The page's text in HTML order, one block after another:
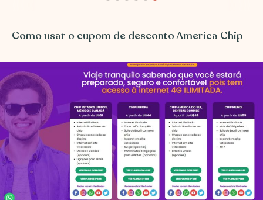
Como usar o cupom de desconto America Chip